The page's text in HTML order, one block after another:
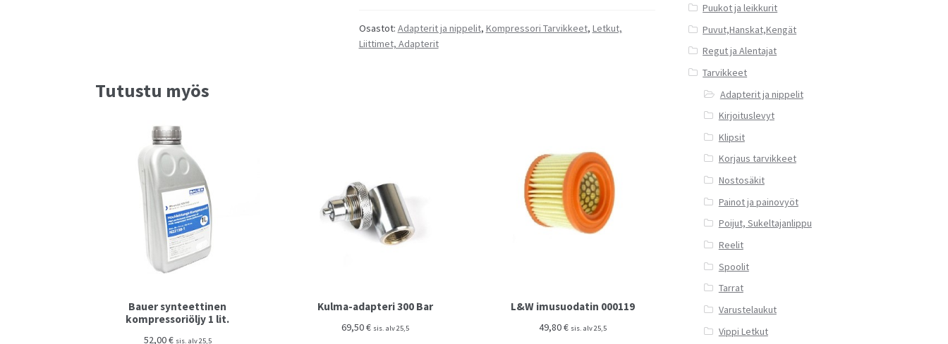
Happialentaja
määrä
Osastot: Adapterit ja nippelit, Kompressori Tarvikkeet, Letkut,
Liittimet, Adapterit
Tutustu myös
Bauer synteettinen
kompressoriöljy 1 lit.
52,00€ sis. alv 25,5
Kulma-adapteri 300 Bar
69,50€ sis. alv 25,5
L&W imusuodatin 000119
49,80€ sis. alv 25,5
Puukot ja leikkurit
Puvut,Hanskat,Kengät
Regut ja Alentajat
Tarvikkeet
Adapterit ja nippelit
Kirjoituslevyt
Klipsit
Korjaus tarvikkeet
Nostosäkit
Painot ja painovyöt
Poijut, Sukeltajanlippu
Reelit
Spoolit
Tarrat
Varustelaukut
Vippi Letkut